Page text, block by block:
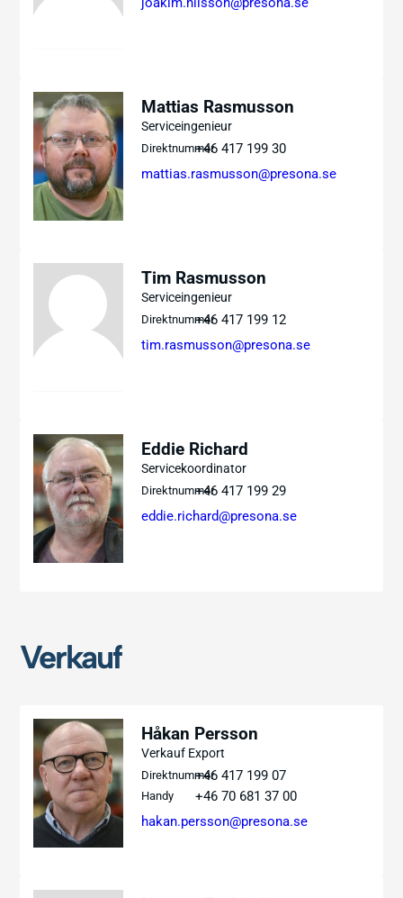
Mattias Rasmusson
Serviceingenieur
Direktnummer+46 417 199 30
mattias.rasmusson@presona.se
Tim Rasmusson
Serviceingenieur
Direktnummer+46 417 199 12
tim.rasmusson@presona.se
Eddie Richard
Servicekoordinator
Direktnummer+46 417 199 29
eddie.richard@presona.se
Verkauf
Håkan Persson
Verkauf Export
Direktnummer+46 417 199 07
Handy
+46 70 681 37 00
hakan.persson@presona.se